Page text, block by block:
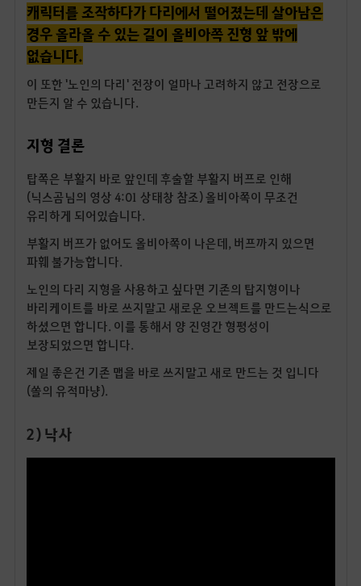
캐릭터를 조작하다가 다리에서 떨어졌는데 살아남은
경우 올라올 수 있는 길이 올비아쪽 진형 앞 밖에
없습니다.
이 또한 '노인의 다리' 전장이 얼마나 고려하지 않고 전장으로
만든지 알 수 있습니다.
지형 결론
탑쪽은 부활지 바로 앞인데 후술할 부활지 버프로 인해
(닉스곰님의 영상 4:01 상태창 참조) 올비아쪽이 무조건
유리하게 되어있습니다.
부활지 버프가 없어도 올비아쪽이 나은데, 버프까지 있으면
파훼 불가능합니다.
노인의 다리 지형을 사용하고 싶다면 기존의 탑지형이나
바리케이트를 바로 쓰지말고 새로운 오브젝트를 만드는식으로
하셨으면 합니다. 이를 통해서 양 진영간 형평성이
보장되었으면 합니다.
제일 좋은건 기존 맵을 바로 쓰지말고 새로 만드는 것 입니다
(쏠의 유적마냥).
2) 낙사